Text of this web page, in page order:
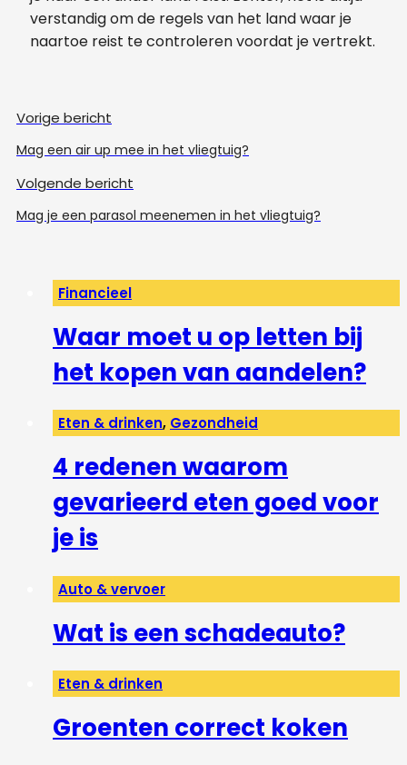
verstandig om de regels van het land waar je
naartoe reist te controleren voordat je vertrekt.
Vorige bericht
Mag een air up mee in het vliegtuig?
Volgende bericht
Mag je een parasol meenemen in het vliegtuig?
Financieel
Waar moet u op letten bij
het kopen van aandelen?
Eten & drinken, Gezondheid
4 redenen waarom
gevarieerd eten goed voor
je is
Auto & vervoer
Wat is een schadeauto?
Eten & drinken
Groenten correct koken